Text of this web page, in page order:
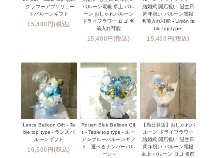
- グラマーアブソリュー
トバルーンギフト
15,400円(税込)
バルーン電報 卓上 バル
ーン おしゃれバルーン
ドライフラワー ロゴ 名
前入れ可能
15,400円(税込)
結婚式 開店祝い 誕生日
周年祝い バルーン電報
名前入れ可能 - Limón ta
ble top type-
15,400円(税込)
Lance Balloon Gift - Ta
ble top type - ランスバ
ルーンギフト
16,500円(税込)
Rouen Blue Balloon Gif
t - Table top type - ルー
アンブルーバルーンギフ
ト - 選べるナンバーバル
ーン -
【当日発送】おしゃれバ
ルーン ドライフラワー
結婚式 開店祝い 誕生日
周年祝い バルーン電報
卓上 バルーン ロゴ 名前